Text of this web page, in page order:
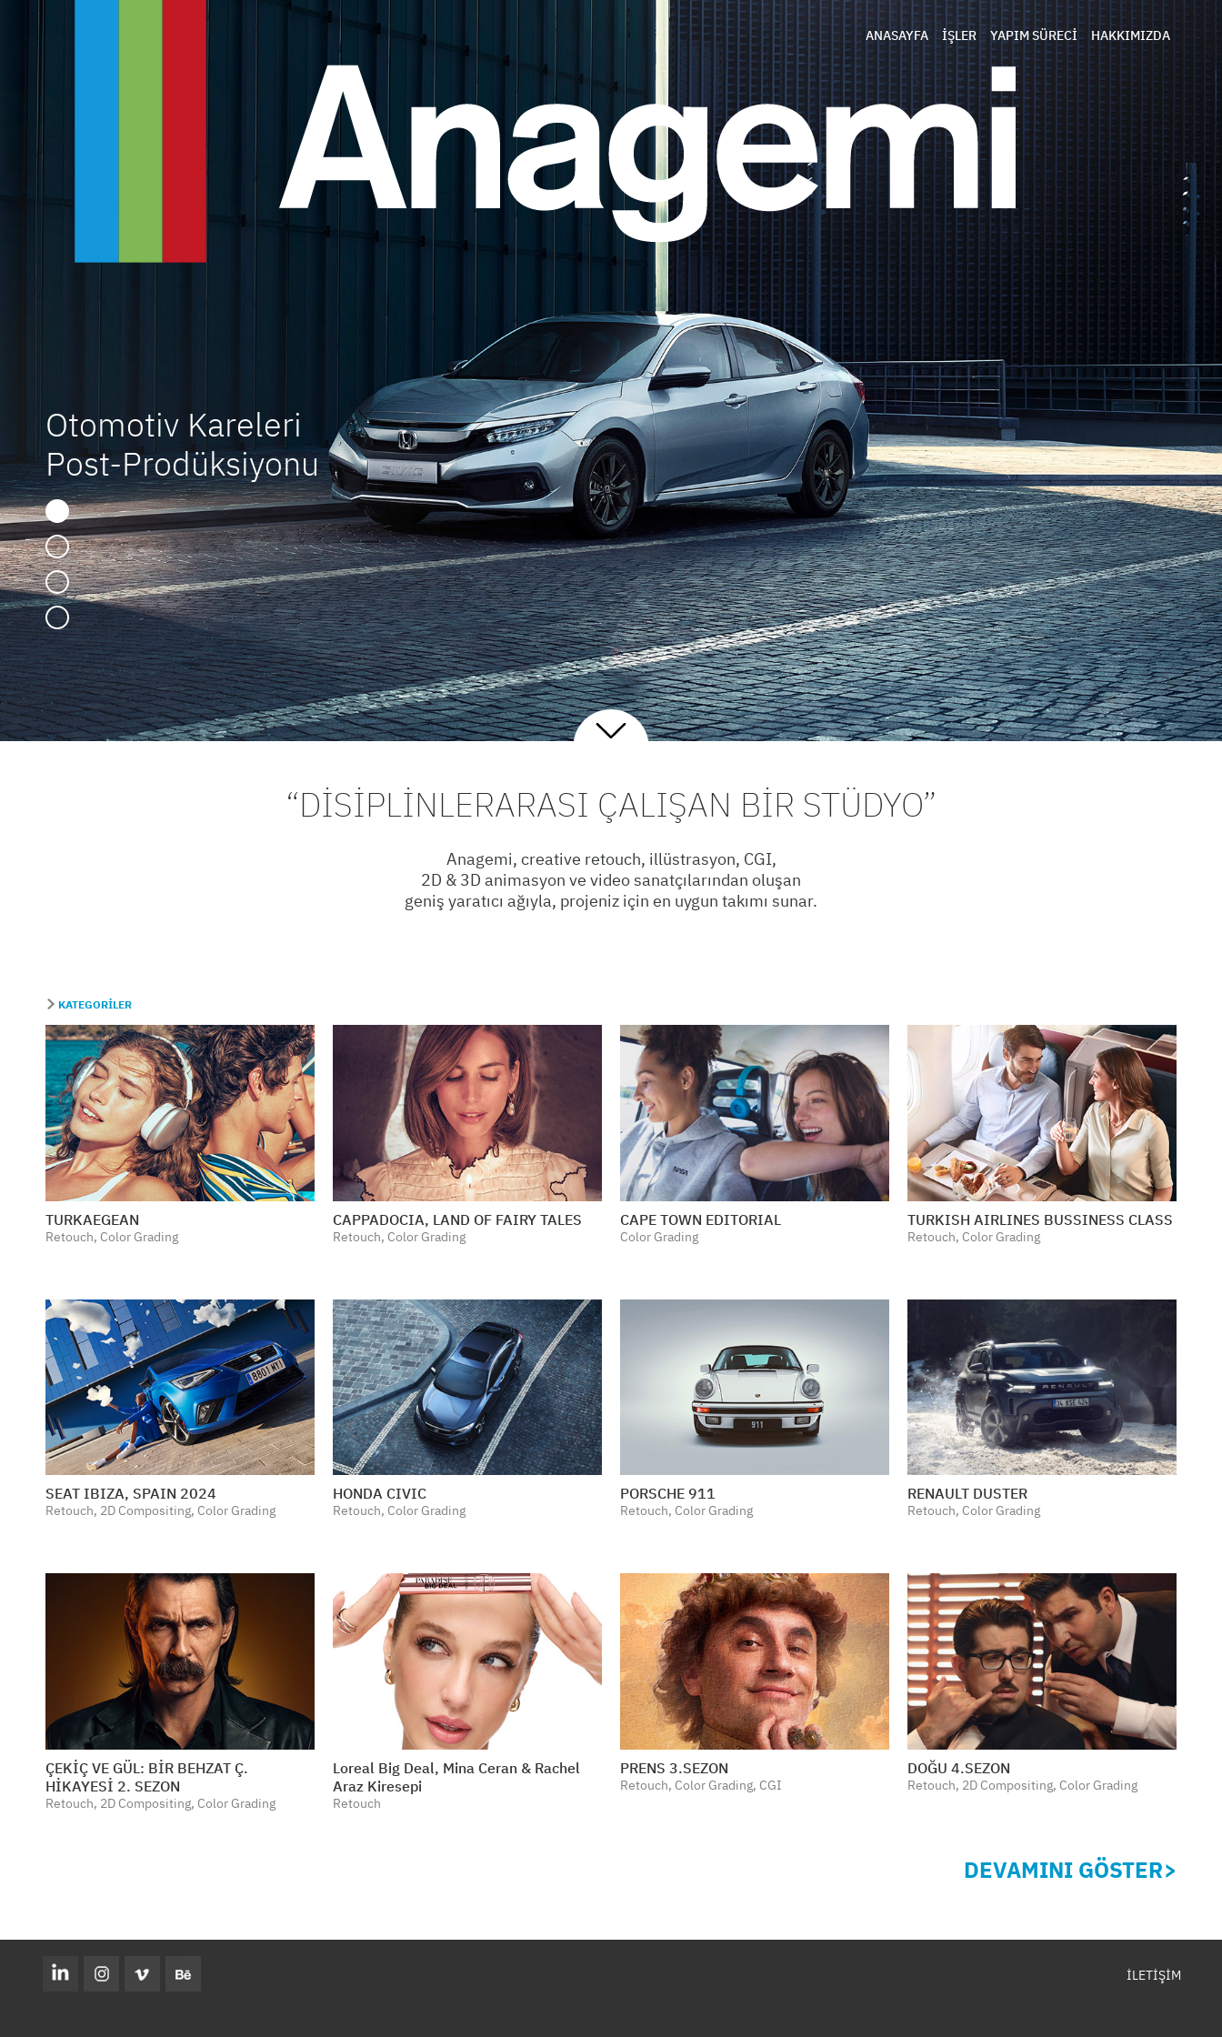
ANASAYFA İŞLER YAPIM SÜRECİ HAKKIMIZDA
Otomotiv Kareleri
Post-Prodüksiyonu
“DİSİPLİNLERARASI ÇALIŞAN BİR STÜDYO”
Anagemi, creative retouch, illüstrasyon, CGI,
2D & 3D animasyon ve video sanatçılarından oluşan
geniş yaratıcı ağıyla, projeniz için en uygun takımı sunar.
KATEGORİLER
TURKAEGEAN
Retouch, Color Grading
CAPPADOCIA, LAND OF FAIRY TALES
Retouch, Color Grading
CAPE TOWN EDITORIAL
Color Grading
TURKISH AIRLINES BUSSINESS CLASS
Retouch, Color Grading
SEAT IBIZA, SPAIN 2024
Retouch, 2D Compositing, Color Grading
HONDA CIVIC
Retouch, Color Grading
PORSCHE 911
Retouch, Color Grading
RENAULT DUSTER
Retouch, Color Grading
ÇEKİÇ VE GÜL: BİR BEHZAT Ç.
HİKAYESİ 2. SEZON
Retouch, 2D Compositing, Color Grading
​​​​​​​Loreal Big Deal, Mina Ceran & Rachel
Araz Kiresepi
Retouch
PRENS 3.SEZON
Retouch, Color Grading, CGI
DOĞU 4.SEZON
Retouch, 2D Compositing, Color Grading
DEVAMINI GÖSTER
İLETİŞİM